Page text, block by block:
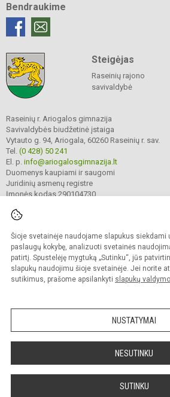
Šioje svetainėje naudojame slapukus siekdami
paslaugų kokybę, analizuoti svetainės
patirtį. Spustelėję mygtuką „Sutinku“, jūs
slapukų naudojimu šioje svetainėje. Jei norite
sutikimus, prašome apsilankyti slapukų
NUSTATYMAI
NESUTINKU
SUTINKU
Bendraukime
Steigėjas
Raseinių rajono
savivaldybė
Raseinių r. Ariogalos gimnazija
Savivaldybės biudžetinė įstaiga
Vytauto g. 94, Ariogala, 60260 Raseinių r. sav.
Tel. (0 428) 50 241
El. p. info@ariogalosgimnazija.lt
Duomenys kaupiami ir saugomi
Juridinių asmenų registre
Įmonės kodas 290104730
© 2022. Raseinių r. Ariogalos gimnazija.
Kopijuoti turinį be raštiško gimnazijos
Prieinamumo paraiška
Sumanus būdas atnaujinti